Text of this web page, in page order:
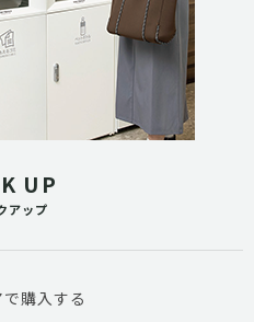
UP
アップ
購入する